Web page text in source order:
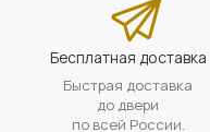
Бесплатная доставка
Быстрая доставка
до двери
по всей России.